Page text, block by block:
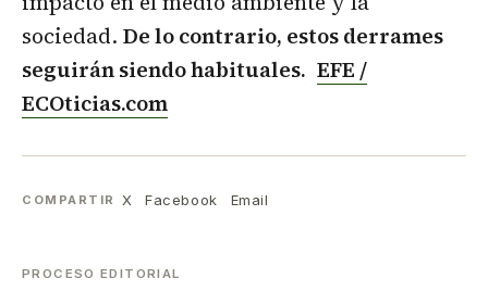
sociedad. De lo contrario, estos derrames
seguirán siendo habituales. EFE /
ECOticias.com
COMPARTIR X Facebook Email
PROCESO EDITORIAL